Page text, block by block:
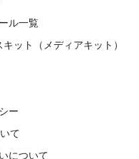
ル一覧
ット（メディアキット）
ー
て
について